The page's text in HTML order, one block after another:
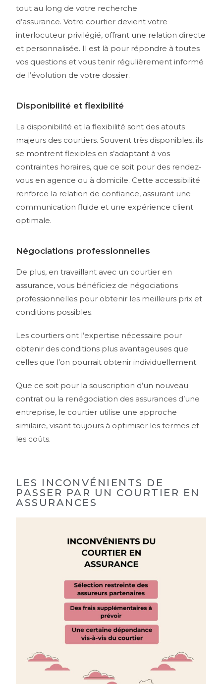
tout au long de votre recherche
d’assurance.Votre courtier devient votre
interlocuteur privilégié, offrant une relation directe
et personnalisée. Il est là pour répondre à toutes
vos questions et vous tenir régulièrement informé
de l’évolution de votre dossier.
Disponibilité et flexibilité
La disponibilité et la flexibilité sont des atouts
majeurs des courtiers. Souvent très disponibles, ils
se montrent flexibles en s’adaptant à vos
contraintes horaires, que ce soit pour des rendez-
vous en agence ou à domicile. Cette accessibilité
renforce la relation de confiance, assurant une
communication fluide et une expérience client
optimale.
Négociations professionnelles
De plus, en travaillant avec un courtier en
assurance, vous bénéficiez de négociations
professionnelles pour obtenir les meilleurs prix et
conditions possibles.
Les courtiers ont l’expertise nécessaire pour
obtenir des conditions plus avantageuses que
celles que l’on pourrait obtenir individuellement.
Que ce soit pour la souscription d’un nouveau
contrat ou la renégociation des assurances d’une
entreprise, le courtier utilise une approche
similaire, visant toujours à optimiser les termes et
les coûts.
LES INCONVÉNIENTS DE
PASSER PAR UN COURTIER EN
ASSURANCES